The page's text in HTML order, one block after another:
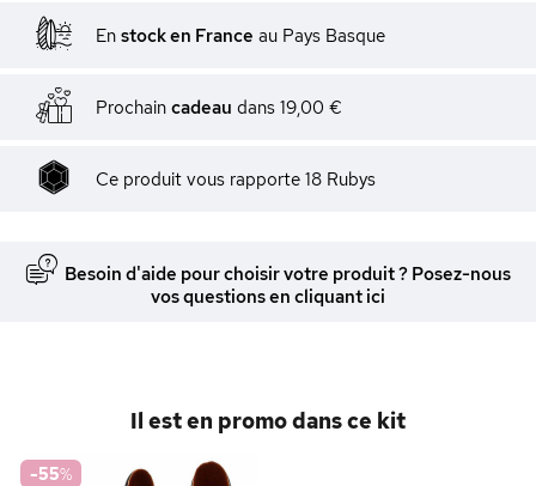
En stock en France au Pays Basque
Prochain cadeau dans 19,00 €
Ce produit vous rapporte 18 Rubys
Besoin d'aide pour choisir votre produit ? Posez-nous
vos questions en cliquant ici
Il est en promo dans ce kit
-55%